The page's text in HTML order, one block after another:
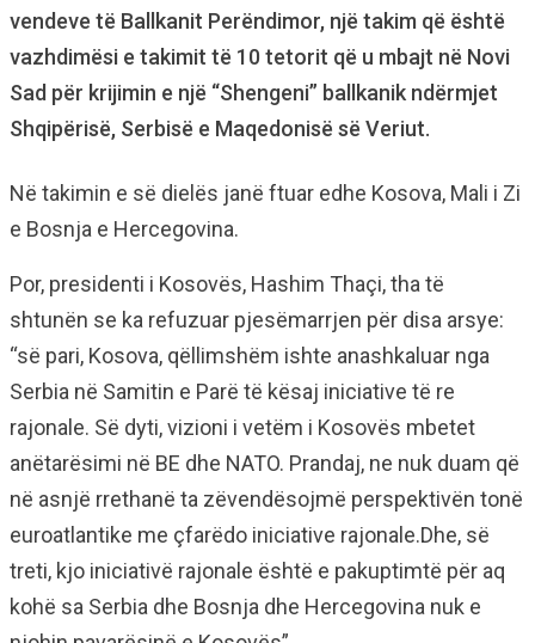
vendeve të Ballkanit Perëndimor, një takim që është
vazhdimësi e takimit të 10 tetorit që u mbajt në Novi
Sad për krijimin e një “Shengeni” ballkanik ndërmjet
Shqipërisë, Serbisë e Maqedonisë së Veriut.
Në takimin e së dielës janë ftuar edhe Kosova, Mali i Zi
e Bosnja e Hercegovina.
Por, presidenti i Kosovës, Hashim Thaçi, tha të
shtunën se ka refuzuar pjesëmarrjen për disa arsye:
“së pari, Kosova, qëllimshëm ishte anashkaluar nga
Serbia në Samitin e Parë të kësaj iniciative të re
rajonale. Së dyti, vizioni i vetëm i Kosovës mbetet
anëtarësimi në BE dhe NATO. Prandaj, ne nuk duam që
në asnjë rrethanë ta zëvendësojmë perspektivën tonë
euroatlantike me çfarëdo iniciative rajonale.Dhe, së
treti, kjo iniciativë rajonale është e pakuptimtë për aq
kohë sa Serbia dhe Bosnja dhe Hercegovina nuk e